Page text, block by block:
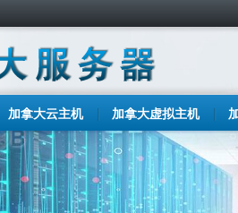
加拿大云主机 加拿大虚拟主机